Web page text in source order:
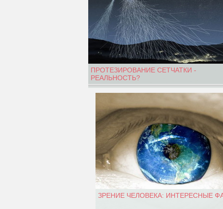
ПРОТЕЗИРОВАНИЕ СЕТЧАТКИ -
РЕАЛЬНОСТЬ?
ЗРЕНИЕ ЧЕЛОВЕКА: ИНТЕРЕСНЫЕ